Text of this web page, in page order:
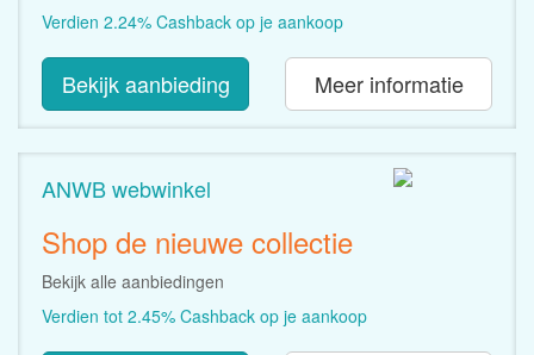
Verdien 2.24% Cashback op je aankoop
Bekijk aanbieding Meer informatie
ANWB webwinkel
Shop de nieuwe collectie
Bekijk alle aanbiedingen
Verdien tot 2.45% Cashback op je aankoop